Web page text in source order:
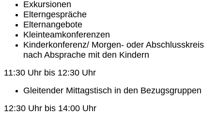
Exkursionen
Elterngespräche
Elternangebote
Kleinteamkonferenzen
Kinderkonferenz/ Morgen- oder Abschlusskreis
nach Absprache mit den Kindern
11:30 Uhr bis 12:30 Uhr
Gleitender Mittagstisch in den Bezugsgruppen
12:30 Uhr bis 14:00 Uhr